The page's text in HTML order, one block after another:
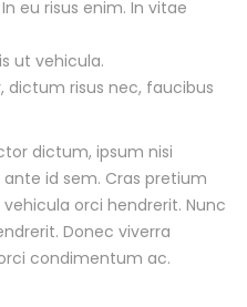
eu risus enim. In vitae
ut vehicula.
dictum risus nec, faucibus
dictum, ipsum nisi
id sem. Cras pretium
orci hendrerit. Nunc
Donec viverra
condimentum ac.